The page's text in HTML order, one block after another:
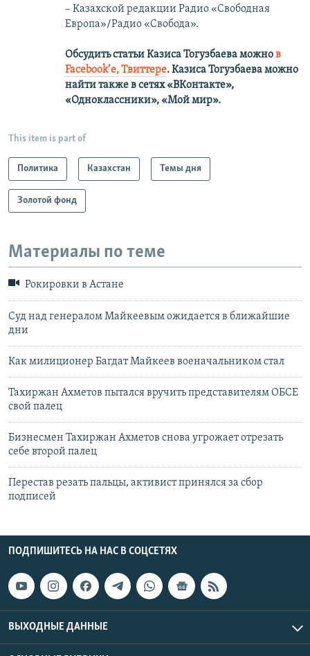
– Казахской редакции Радио «Свободная
Европа»/Радио «Свобода».
Обсудить статьи Казиса Тогузбаева можнов
Facebook’е,Твиттере.Казиса Тогузбаева можно
найти также в сетях«ВКонтакте»,
«Одноклассники», «Мой мир».
This item is part of
Политика Казахстан Темы дня
Золотой фонд
Материалы по теме
Рокировки в Астане
Суд над генералом Майкеевым ожидается в ближайшие
дни
Как милиционер Багдат Майкеев военачальником стал
Тахиржан Ахметов пытался вручить представителям ОБСЕ
свой палец
Бизнесмен Тахиржан Ахметов снова угрожает отрезать
себе второй палец
Перестав резать пальцы, активист принялся за сбор
подписей
ПОДПИШИТЕСЬ НА НАС В СОЦСЕТЯХ
ВЫХОДНЫЕ ДАННЫЕ